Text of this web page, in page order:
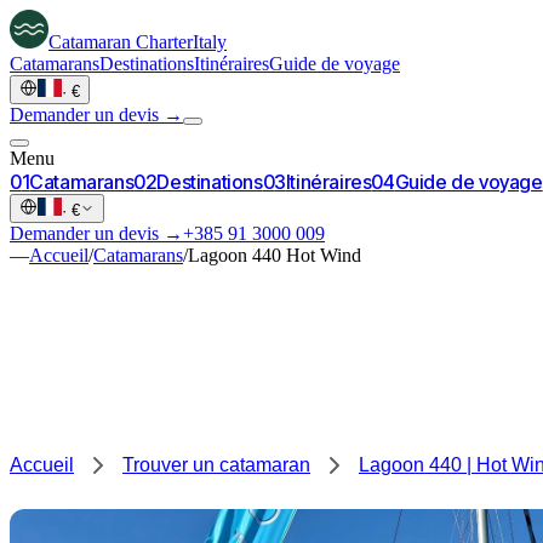
Catamaran CharterItaly
CatamaransDestinationsItinérairesGuide de voyage
· €
Demander un devis →
Menu
01Catamarans02Destinations03Itinéraires04Guide de voyage
· €
Demander un devis →+385 91 3000 009
—Accueil/Catamarans/Lagoon 440 Hot Wind
Accueil Trouver un catamaran Lagoon 440 | Hot